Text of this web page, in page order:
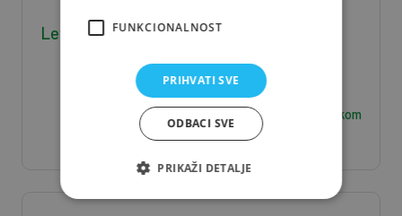
Letva J/S 3*5*400 - 0,006 m3/kom
€ / kom
FUNKCIONALNOST
PRIHVATI SVE
ODBACI SVE
PRIKAŽI DETALJE